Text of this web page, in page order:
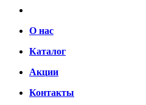
О нас
Каталог
Акции
Контакты